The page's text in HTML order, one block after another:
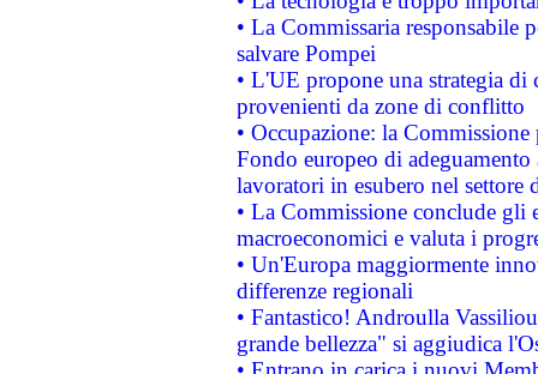
• La Commissaria responsabile
salvare Pompei
• L'UE propone una strategia
provenienti da zone di conflitto
• Occupazione: la
Fondo europeo di
lavoratori in esubero nel
• La Commissione conclude
macroeconomici e valuta i
• Un'Europa maggiormente
differenze regionali
• Fantastico! Androulla
grande bellezza" si aggiudica